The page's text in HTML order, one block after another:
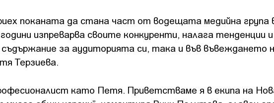
поканата да стана част от водещата медийна група
изпреварва своите конкуренти, налага тенденции и
за аудиторията си, така и във въвеждането
Терзиева.
като Петя. Приветстваме я в екипа на